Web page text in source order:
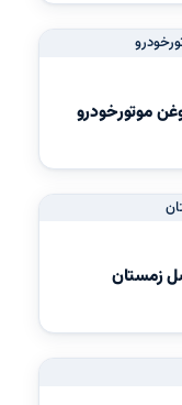
موتورخودرو
زمستان